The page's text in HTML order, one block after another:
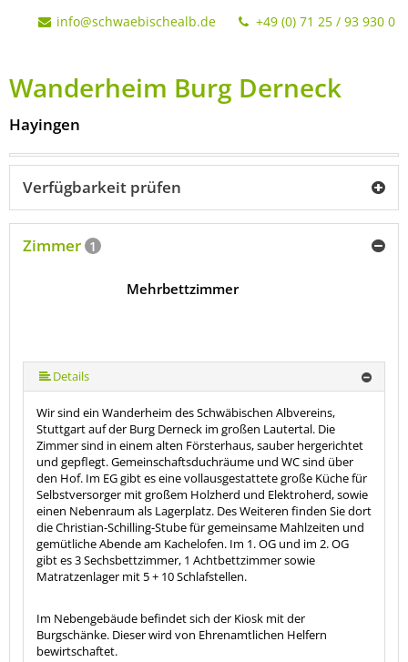
info@schwaebischealb.de +49 (0) 71 25 / 93 930 0
Wanderheim Burg Derneck
Hayingen
Verfügbarkeit prüfen
Zimmer 1
Mehrbettzimmer
Details
Wir sind ein Wanderheim des Schwäbischen Albvereins,
Stuttgart auf der Burg Derneck im großen Lautertal. Die
Zimmer sind in einem alten Försterhaus, sauber hergerichtet
und gepflegt. Gemeinschaftsduchräume und WC sind über
den Hof. Im EG gibt es eine vollausgestattete große Küche für
Selbstversorger mit großem Holzherd und Elektroherd, sowie
einen Nebenraum als Lagerplatz. Des Weiteren finden Sie dort
die Christian-Schilling-Stube für gemeinsame Mahlzeiten und
gemütliche Abende am Kachelofen. Im 1. OG und im 2. OG
gibt es 3 Sechsbettzimmer, 1 Achtbettzimmer sowie
Matratzenlager mit 5 + 10 Schlafstellen.
Im Nebengebäude befindet sich der Kiosk mit der
Burgschänke. Dieser wird von Ehrenamtlichen Helfern
bewirtschaftet.